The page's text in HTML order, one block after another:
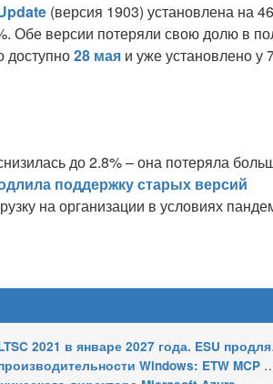
(версия 1903) установлена на
Обе версии потеряли свою долю в
доступно28 мая и уже установлено у
до 2.8% – она потеряла
поддержку старых версий
на организации в условиях
года. ESU продлят обновления до января 2030 года
Windows: ETW MCP и WPA MCP